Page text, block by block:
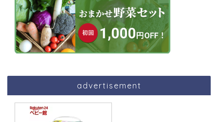
advertisement